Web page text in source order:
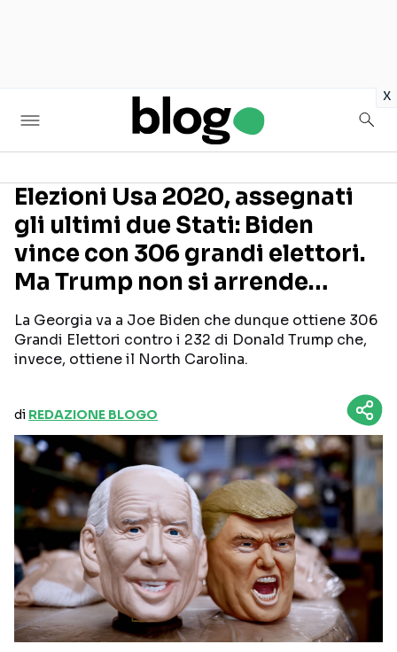
x
Seguici sui social
Elezioni Usa 2020, assegnati
gli ultimi due Stati: Biden
vince con 306 grandi elettori.
Ma Trump non si arrende…
La Georgia va a Joe Biden che dunque ottiene 306
Grandi Elettori contro i 232 di Donald Trump che,
invece, ottiene il North Carolina.
di REDAZIONE BLOGO